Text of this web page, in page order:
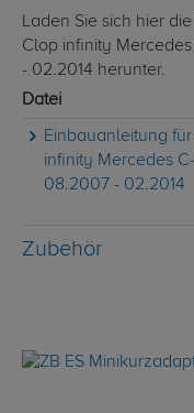
Laden Sie sich hier
Clop infinity
- 02.2014 herunter.
Datei
Einbauanleitung
infinity Mercedes
08.2007 - 02.2014
Zubehör